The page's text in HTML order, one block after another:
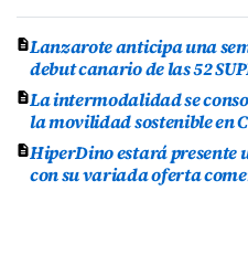
Lanzarote anticipa una
debut canario de las 52
La intermodalidad se
la movilidad sostenible en
HiperDino estará presente
con su variada oferta